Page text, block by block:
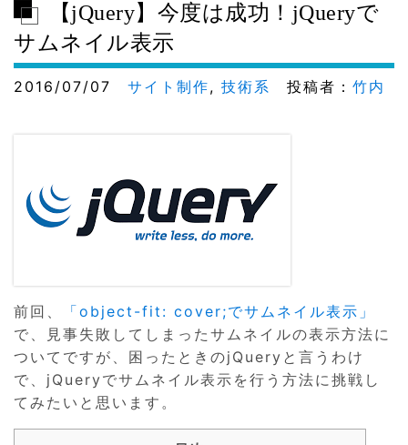
【jQuery】今度は成功！jQueryで
サムネイル表示
2016/07/07 サイト制作, 技術系 投稿者： 竹内
前回、
「object-fit: cover;でサムネイル表示」
で、見事失敗してしまったサムネイルの表示方法に
ついてですが、困ったときのjQueryと言うわけ
で、jQueryでサムネイル表示を行う方法に挑戦し
てみたいと思います。